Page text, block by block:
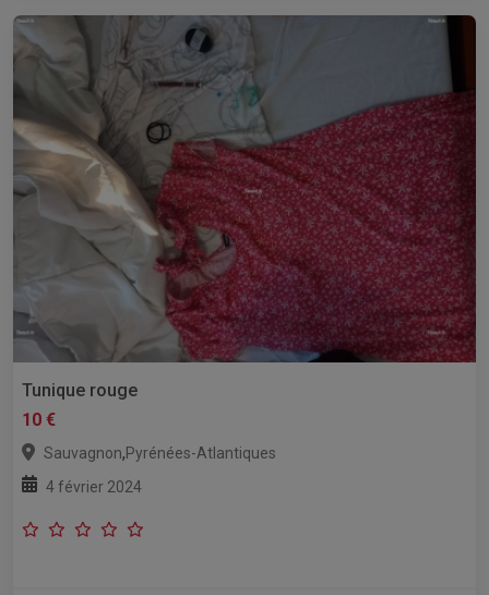
Tunique rouge
10 €
Sauvagnon,Pyrénées-Atlantiques
4 février 2024